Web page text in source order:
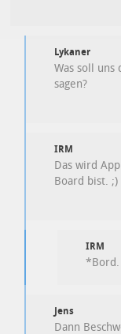
Lykaner
Was soll
sagen?
IRM
Das wird
Board bist. ;)
IRM
*Bord.
Jens
Dann